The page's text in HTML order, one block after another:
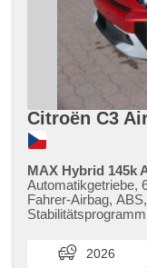
Citroën C3
MAX Hybrid 145k
Automatikgetriebe,
Fahrer-Airbag,
ukazatel
Anzeige,2026